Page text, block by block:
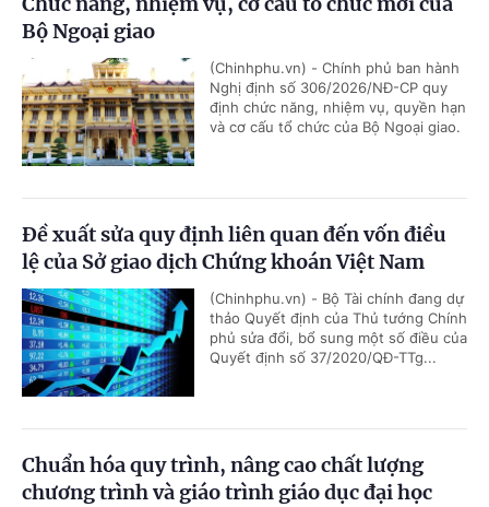
Bộ Ngoại giao
(Chinhphu.vn) - Chính phủ ban hành
Nghị định số 306/2026/NĐ-CP quy
định chức năng, nhiệm vụ, quyền hạn
và cơ cấu tổ chức của Bộ Ngoại giao.
Đề xuất sửa quy định liên quan đến vốn điều
lệ của Sở giao dịch Chứng khoán Việt Nam
(Chinhphu.vn) - Bộ Tài chính đang dự
thảo Quyết định của Thủ tướng Chính
phủ sửa đổi, bổ sung một số điều của
Quyết định số 37/2020/QĐ-TTg...
Chuẩn hóa quy trình, nâng cao chất lượng
chương trình và giáo trình giáo dục đại học